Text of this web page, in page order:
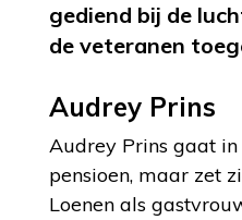
gediend bij de
de veteranen
Audrey Prins
Audrey Prins gaat
pensioen, maar zet
Loenen als